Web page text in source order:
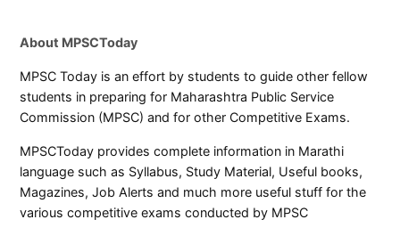
About MPSCToday
MPSC Today is an effort by students to guide other fellow
students in preparing for Maharashtra Public Service
Commission (MPSC) and for other Competitive Exams.
MPSCToday provides complete information in Marathi
language such as Syllabus, Study Material, Useful books,
Magazines, Job Alerts and much more useful stuff for the
various competitive exams conducted by MPSC